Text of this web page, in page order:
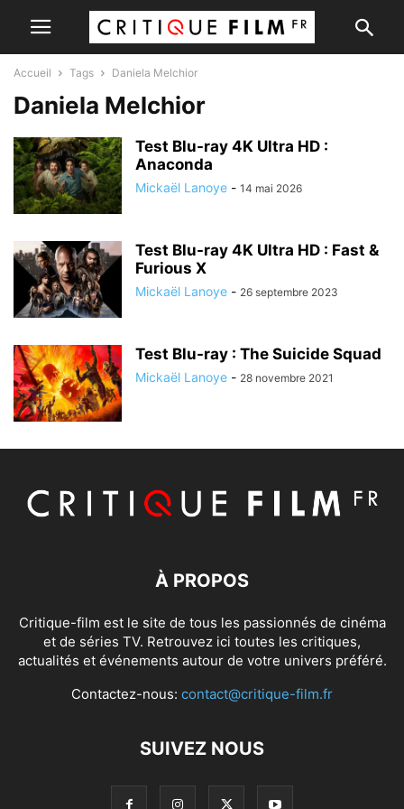
Accueil Tags Daniela Melchior
Daniela Melchior
Test Blu-ray 4K Ultra HD :
Anaconda
Mickaël Lanoye - 14 mai 2026
Test Blu-ray 4K Ultra HD : Fast &
Furious X
Mickaël Lanoye - 26 septembre 2023
Test Blu-ray : The Suicide Squad
Mickaël Lanoye - 28 novembre 2021
À PROPOS
Critique-film est le site de tous les passionnés de cinéma
et de séries TV. Retrouvez ici toutes les critiques,
actualités et événements autour de votre univers préféré.
Contactez-nous: contact@critique-film.fr
SUIVEZ NOUS